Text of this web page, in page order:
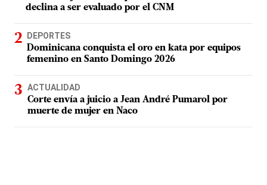
declina a ser evaluado por el CNM
DEPORTES
Dominicana conquista el oro en kata por equipos
femenino en Santo Domingo 2026
ACTUALIDAD
Corte envía a juicio a Jean André Pumarol por
muerte de mujer en Naco